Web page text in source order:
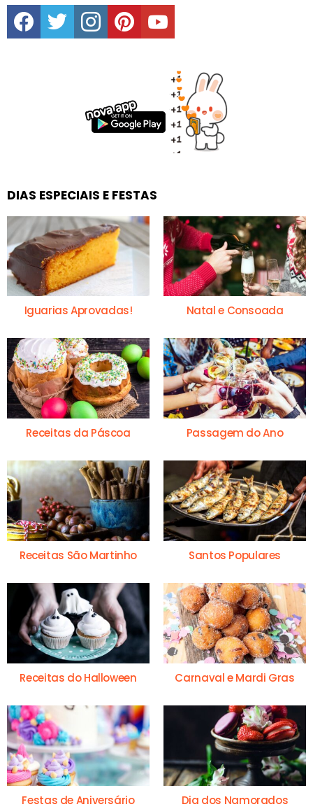
facebooktwitter instagrampinterestyoutube
DIAS ESPECIAIS E FESTAS
Iguarias Aprovadas! Natal e Consoada
Receitas da Páscoa Passagem do Ano
Receitas São Martinho Santos Populares
Receitas do Halloween Carnaval e Mardi Gras
Festas de Aniversário Dia dos Namorados